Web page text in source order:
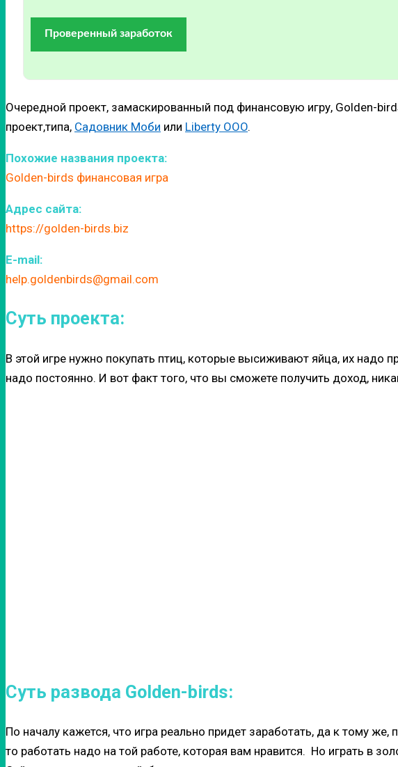
Проверенный заработок
Очередной проект, замаскированный под финансовую игру, Golden-
проект,типа, Садовник Моби или Liberty OOO.
Похожие названия проекта:
Golden-birds финансовая игра
Адрес сайта:
https://golden-birds.biz
E-mail:
help.goldenbirds@gmail.com
Суть проекта:
В этой игре нужно покупать птиц, которые высиживают яйца, их надо
надо постоянно. И вот факт того, что вы сможете получить доход,
Суть развода Golden-birds:
По началу кажется, что игра реально придет заработать, да к тому
то работать надо на той работе, которая вам нравится. Но играть в